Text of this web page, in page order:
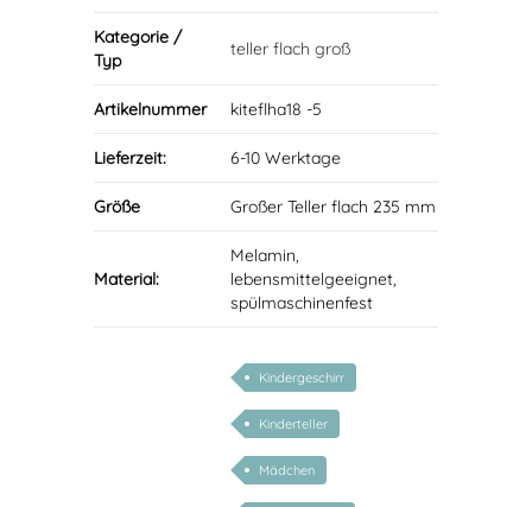
Kategorie /
Typ
teller flach groß
Artikelnummer kiteflha18 -5
Lieferzeit: 6-10 Werktage
Größe Großer Teller flach 235 mm
Material:
Melamin,
lebensmittelgeeignet,
spülmaschinenfest
Kindergeschirr
Kinderteller
Mädchen